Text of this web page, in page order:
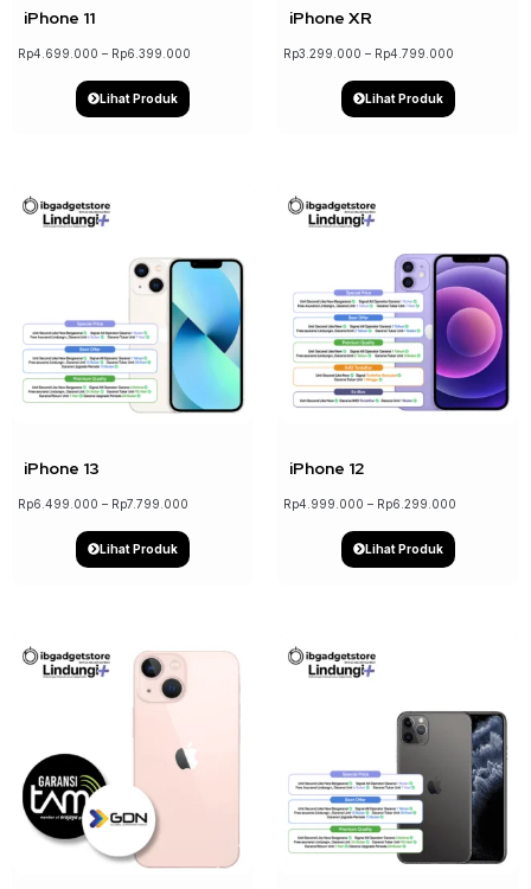
iPhone 11
Rp4.699.000 – Rp6.399.000
Lihat Produk
iPhone XR
Rp3.299.000 – Rp4.799.000
Lihat Produk
iPhone 13
Rp6.499.000 – Rp7.799.000
Lihat Produk
↓ 21%
iPhone 12
Rp4.999.000 – Rp6.299.000
Lihat Produk